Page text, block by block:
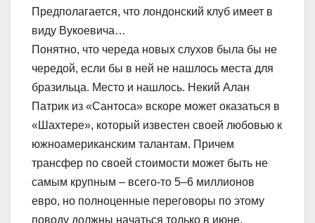
Предполагается, что лондонский клуб имеет в
виду Вукоевича…
Понятно, что череда новых слухов была бы не
чередой, если бы в ней не нашлось места для
бразильца. Место и нашлось. Некий Алан
Патрик из «Сантоса» вскоре может оказаться в
«Шахтере», который известен своей любовью к
южноамериканским талантам. Причем
трансфер по своей стоимости может быть не
самым крупным – всего-то 5–6 миллионов
евро, но полноценные переговоры по этому
поводу должны начаться только в июне.